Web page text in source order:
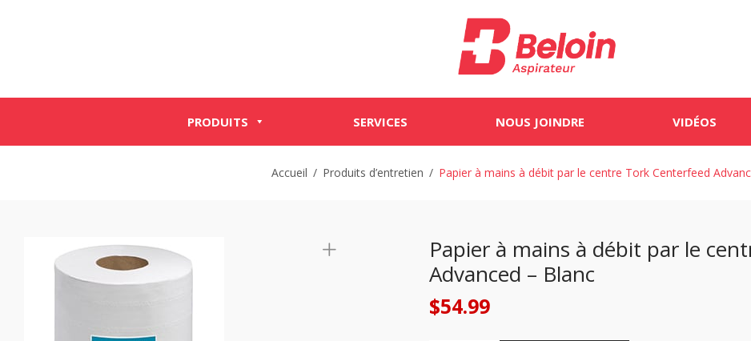
PRODUITS SERVICES NOUS JOINDRE VIDÉOS
Accueil / Produits d’entretien / Papier à mains à débit par le centre Tork Centerfeed
Papier à mains à débit par le
Advanced – Blanc
$54.99